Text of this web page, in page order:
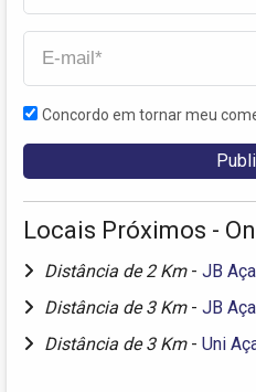
Concordo em tornar meu
Locais Próximos -
Distância de 2 Km - JB
Distância de 3 Km - JB
Distância de 3 Km - Uni